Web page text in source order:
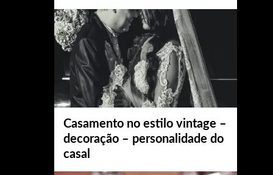
Casamento no estilo vintage –
decoração – personalidade do
casal